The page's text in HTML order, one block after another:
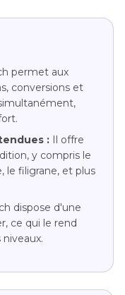
permet aux
conversions et
: Il offre
y compris le
le filigrane, et plus
dispose d'une
ce qui le rend